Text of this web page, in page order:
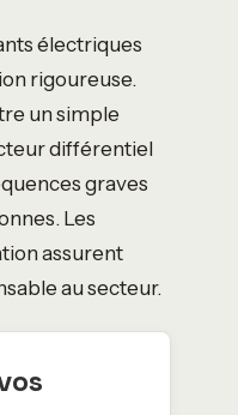
électriques
rigoureuse.
un simple
différentiel
graves
Les
assurent
au secteur.